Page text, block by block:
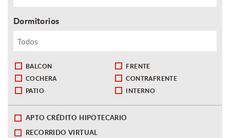
Dormitorios
BALCON
FRENTE
COCHERA
CONTRAFRENTE
PATIO
INTERNO
APTO CRÉDITO HIPOTECARIO
RECORRIDO VIRTUAL